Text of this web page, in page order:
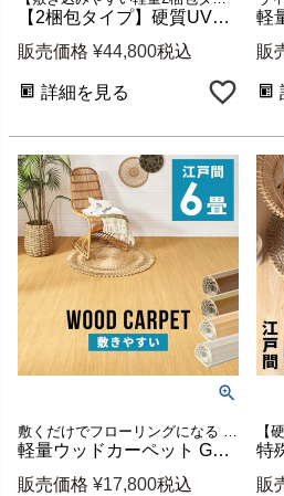
【2梱包タイプ】硬質UV塗装ウッドカーペットCS-00 抗菌・消臭シリーズ エコキメラ 団地間6畳用約243×345cm
販売価格 ¥44,800税込
詳細を見る
販
敷くだけでフローリングになる 江戸間 6畳 ウッドカーペット
軽量ウッドカーペット GA-60 江戸間6畳用 約260×350cm 2枚敷き1梱包 [w-ga-60-e60]
販売価格 ¥17,800税込
販